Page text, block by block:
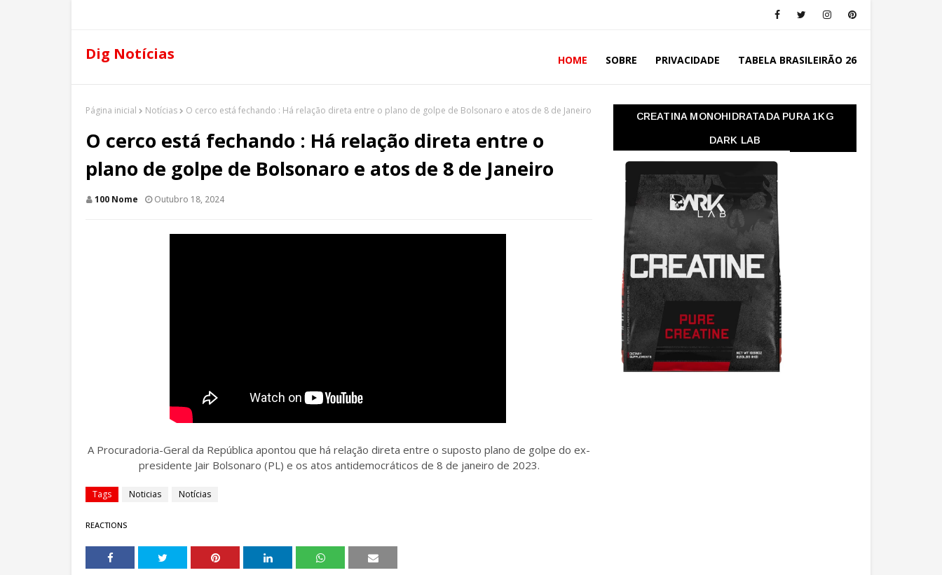
Dig Notícias HOME SOBRE PRIVACIDADE TABELA BRASILEIRÃO 26
Página inicial Notícias O cerco está fechando : Há relação direta entre o plano de golpe de Bolsonaro e atos de 8 de Janeiro
O cerco está fechando : Há relação direta entre o
plano de golpe de Bolsonaro e atos de 8 de Janeiro
100 Nome Outubro 18, 2024
A Procuradoria-Geral da República apontou que há relação direta entre o suposto plano de golpe do ex-
presidente Jair Bolsonaro (PL) e os atos antidemocráticos de 8 de janeiro de 2023.
Tags Noticias Notícias
REACTIONS
CREATINA MONOHIDRATADA PURA 1KG
DARK LAB